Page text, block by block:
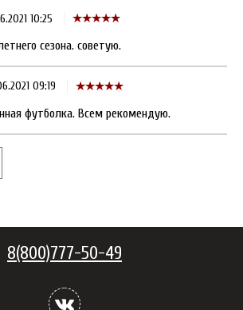
10:25
сезона. советую.
09:19
футболка. Всем рекомендую.
8(800)777-50-49